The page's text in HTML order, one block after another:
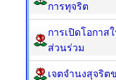
การทุจริต
การเปิดโอกาส
ส่วนร่วม
เจตจำนงสุจริต